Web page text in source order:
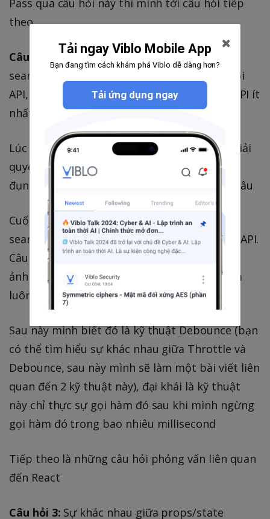
Pass qua câu hỏi này thì mình tới câu hỏi tiếp
theo
Câu hỏi 2: Anh giao em làm một tính năng là
search, users mỗi lần gõ từng kí tự đều bị gọi
API, vậy làm thế nào tối ưu để giảm lần call API ít
nhất có thể?
Lúc này có một kỹ thuật trong lập trình để giải
quyết vấn đề này nhưng vì lúc đó mình chưa
đụng tới kỹ thuật đó nên mình suy nghĩ khá lâu
Cuối cùng quyết định trả lời là tạo button
search hoặc user nhấn enter thì mới cho gọi API.
Câu trả lời này thì không đúng ý của ảnh nên
ảnh chỉ cười, và ảnh cũng không nói cách làm
luôn
Sau này mình biết đó là kỹ thuật Debounce (bạn
có thể tìm hiểu sự khác nhau giữa Throttle và
Debounce, sau này mình sẽ làm một bài viết liên
quan đến 2 kỹ thuật này), đại khái là kỹ thuật
này chỉ thực sự gọi hàm đó sau khi mình ngừng
gọi hàm đó trong bao nhiêu millisecond
Tiếp theo là những câu hỏi phỏng vấn liên quan
đến React
Câu hỏi 3: Sự khác nhau giữa props/state
Tải ngay Viblo Mobile App
Bạn đang tìm cách khám phá Viblo dễ dàng hơn?
Tải ứng dụng ngay